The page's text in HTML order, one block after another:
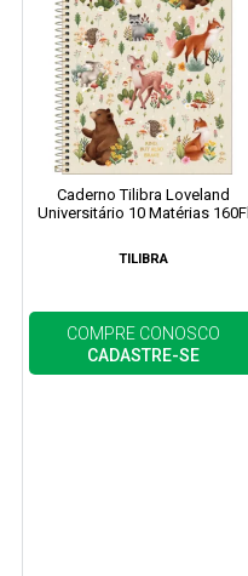
Caderno Tilibra Loveland
Universitário 10 Matérias 160Fl
TILIBRA
COMPRE CONOSCO
CADASTRE-SE